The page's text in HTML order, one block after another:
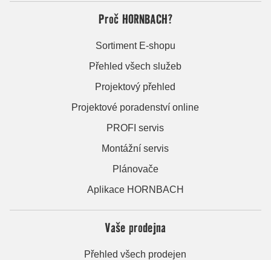
Proč HORNBACH?
Sortiment E-shopu
Přehled všech služeb
Projektový přehled
Projektové poradenství online
PROFI servis
Montážní servis
Plánovače
Aplikace HORNBACH
Vaše prodejna
Přehled všech prodejen